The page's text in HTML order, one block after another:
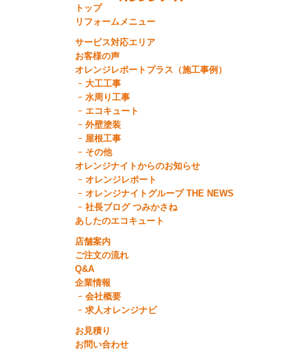
トップ
リフォームメニュー
サービス対応エリア
お客様の声
オレンジレポートプラス（施工事例）
大工工事
水周り工事
エコキュート
外壁塗装
屋根工事
その他
オレンジナイトからのお知らせ
オレンジレポート
オレンジナイトグループ THE NEWS
社長ブログ つみかさね
あしたのエコキュート
店舗案内
ご注文の流れ
Q&A
企業情報
会社概要
求人オレンジナビ
お見積り
お問い合わせ